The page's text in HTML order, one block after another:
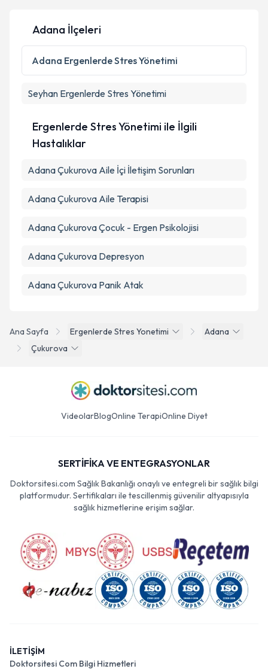
Kişisel verilerimin işlenmesine ilişkinAydınlatma
Metni
'ni okudum ve kişisel verilerimin belirtilen
kapsamda işlenmesini kabul ediyorum.
Ana Sayfa Ergenlerde Stres Yonetimi
Adana
Çukurova
Adana İlçeleri
Adana Ergenlerde Stres Yönetimi
Seyhan Ergenlerde Stres Yönetimi
Ergenlerde Stres Yönetimi ile İlgili
Hastalıklar
Adana Çukurova Aile İçi İletişim Sorunları
Adana Çukurova Aile Terapisi
Adana Çukurova Çocuk - Ergen Psikolojisi
Adana Çukurova Depresyon
Adana Çukurova Panik Atak
VideolarBlogOnline TerapiOnline Diyet
SERTİFİKA VE ENTEGRASYONLAR
Doktorsitesi.com Sağlık Bakanlığı onaylı ve entegreli bir sağlık bilgi
platformudur. Sertifikaları ile tescillenmiş güvenilir altyapısıyla
sağlık hizmetlerine erişim sağlar.
İLETİŞİM
Doktorsitesi Com Bilgi Hizmetleri